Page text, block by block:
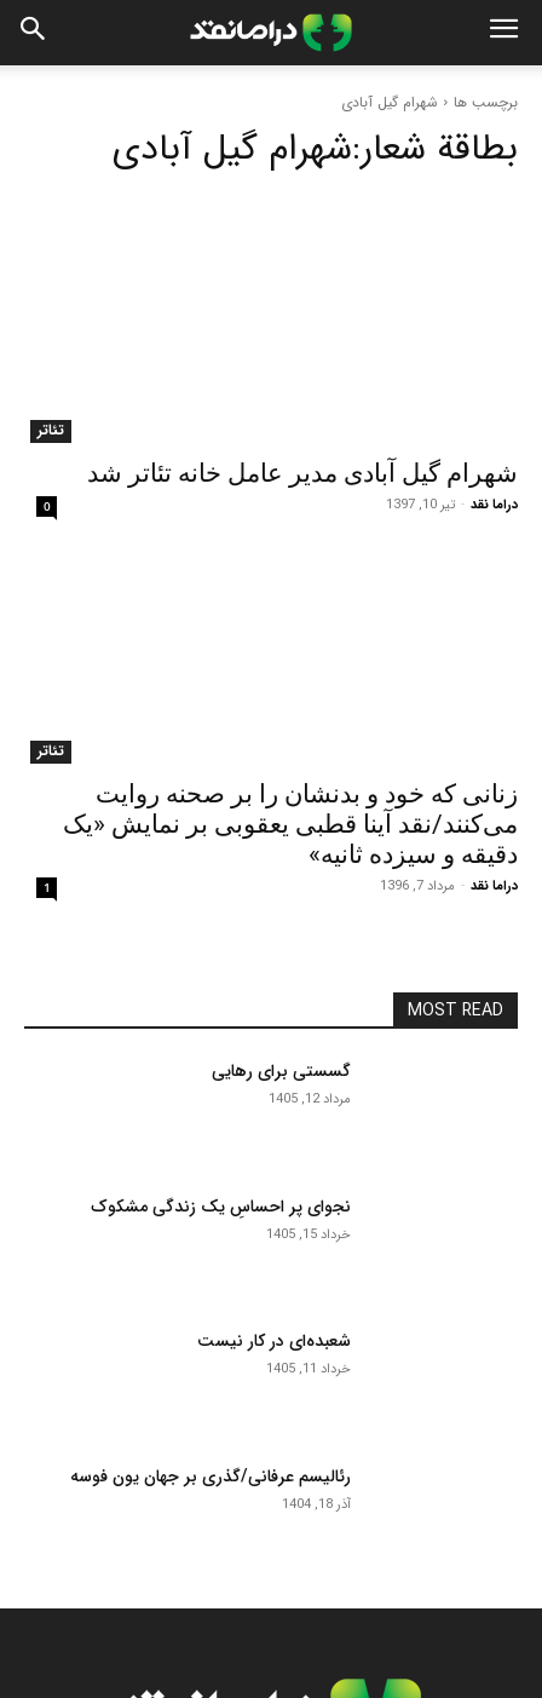
برچسب ها شهرام گیل آبادی
بطاقة شعار:شهرام گیل آبادی
تئاتر
شهرام گیل آبادی مدیر عامل خانه تئاتر شد
دراما نقد - تیر 10, 1397 0
تئاتر
زنانی که خود و بدنشان را بر صحنه روایت
می‌کنند/نقد آینا قطبی یعقوبی بر نمایش «یک
دقیقه و سیزده ثانیه»
دراما نقد - مرداد 7, 1396 1
MOST READ
گسستی برای رهایی
مرداد 12, 1405
نجوای پر احساسِ یک زندگی مشکوک
خرداد 15, 1405
شعبده‌ای در کار نیست
خرداد 11, 1405
رئالیسم عرفانی/گذری بر جهان یون فوسه
آذر 18, 1404